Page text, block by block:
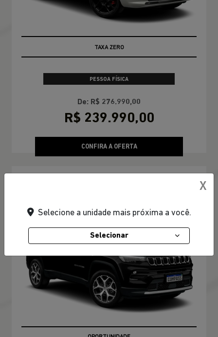
OFERTA RELÂMPAGO
PESSOA FÍSICA
De: R$ 276.990,00
R$ 239.990,00
CONFIRA A OFERTA
X
Selecione a unidade mais próxima a você.
Selecionar